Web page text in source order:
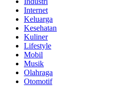
Internet
Keluarga
Kesehatan
Kuliner
Lifestyle
Mobil
Musik
Olahraga
Otomotif